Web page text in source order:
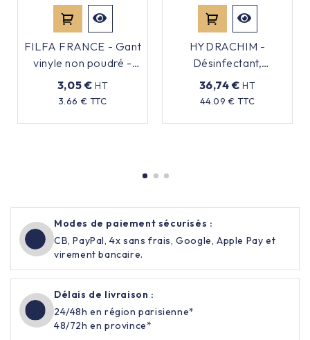
FILFA FRANCE - Gant
vinyle non poudré -
Transparent - Taille L -
x100
3,05 € HT
3.66 € TTC
Prix
HYDRACHIM -
Désinfectant,
désodorisant -
Déterquat - 5L
36,74 € HT
44.09 € TTC
Prix
Modes de paiement sécurisés :
CB, PayPal, 4x sans frais, Google, Apple Pay et
virement bancaire.
Délais de livraison :
24/48h en région parisienne*
48/72h en province*